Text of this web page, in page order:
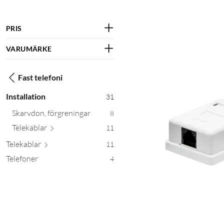
PRIS
VARUMÄRKE
Fast telefoni
Installation
31
Skarvdon, förgreningar 8
Telekablar 11
Telekablar 11
Telefoner 4